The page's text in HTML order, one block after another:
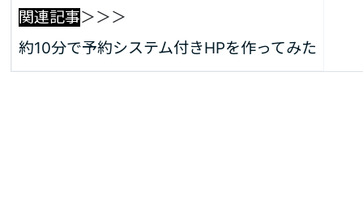
関連記事＞＞＞
約10分で予約システム付きHPを作ってみた